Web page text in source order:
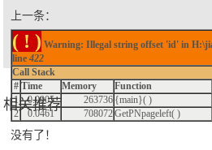
上一条：
( ! ) Warning: Illegal string offset 'id' in
line422
Call Stack
# Time Memory Function
1
0.0005 263736 {main}( )
2
0.0461 708072GetPNpageleft( )
没有了！
相关推荐